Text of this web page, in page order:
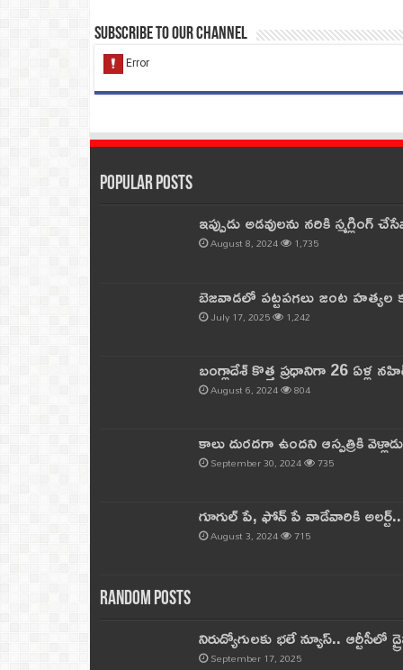
Subscribe to our Channel
Popular Posts
ఇప్పుడు అడవులను నరికి
August 8, 2024 1,735
బెజవాడలో పట్టపగలు జంట
July 17, 2025 1,242
బంగ్లాదేశ్ కొత్త ప్రధానిగా 26 ఏళ్ల
August 6, 2024 804
కాలు దురదగా ఉందని ఆస్పత్రికి
September 30, 2024 735
గూగుల్ పే, ఫోన్ పే వాడేవారికి
August 3, 2024 715
Random Posts
నిరుద్యోగులకు భలే న్యూస్.. ఆర్టీసీలో
September 17, 2025